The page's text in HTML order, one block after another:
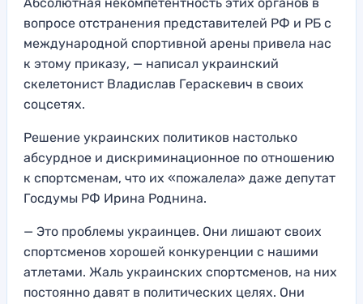
вопросе отстранения представителей РФ и РБ с
международной спортивной арены привела нас
к этому приказу, — написал украинский
скелетонист Владислав Гераскевич в своих
соцсетях.
Решение украинских политиков настолько
абсурдное и дискриминационное по отношению
к спортсменам, что их «пожалела» даже депутат
Госдумы РФ Ирина Роднина.
— Это проблемы украинцев. Они лишают своих
спортсменов хорошей конкуренции с нашими
атлетами. Жаль украинских спортсменов, на них
постоянно давят в политических целях. Они